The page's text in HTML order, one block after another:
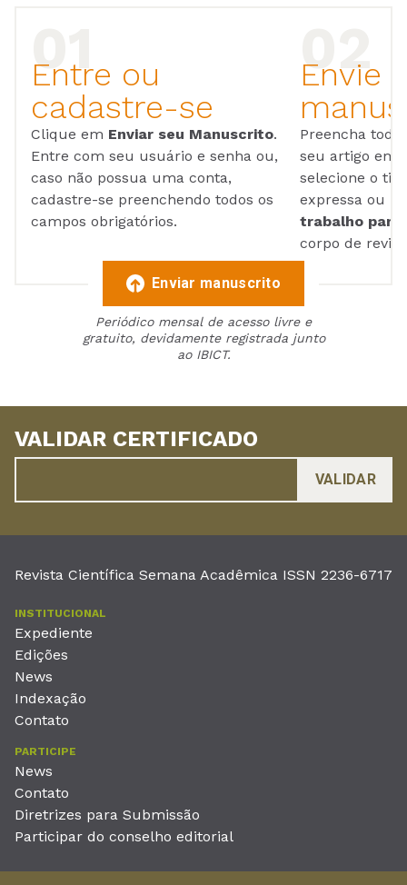
Entre ou
cadastre-se
Clique em Enviar seu Manuscrito.
Entre com seu usuário e senha ou,
caso não possua uma conta,
cadastre-se preenchendo todos os
campos obrigatórios.
Envie
Preencha
seu artigo em
selecione o
expressa ou
trabalho para
corpo de
Enviar manuscrito
Periódico mensal de acesso livre e
gratuito, devidamente registrada junto
ao IBICT.
VALIDAR CERTIFICADO
Revista Científica Semana Acadêmica ISSN 2236-6717
INSTITUCIONAL
Expediente
Edições
News
Indexação
Contato
PARTICIPE
News
Contato
Diretrizes para Submissão
Participar do conselho editorial